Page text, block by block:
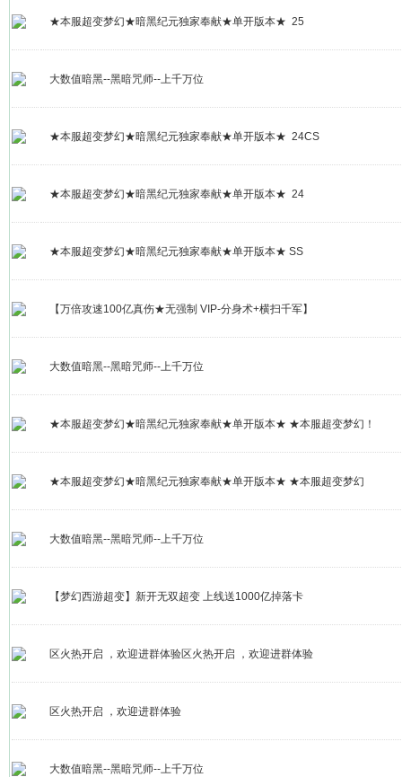
★本服超变梦幻★暗黑纪元独家奉献★单开版本★ 25
大数值暗黑--黑暗咒师--上千万位
★本服超变梦幻★暗黑纪元独家奉献★单开版本★ 24CS
★本服超变梦幻★暗黑纪元独家奉献★单开版本★ 24
★本服超变梦幻★暗黑纪元独家奉献★单开版本★ SS
【万倍攻速100亿真伤★无强制 VIP-分身术+横扫千军】
大数值暗黑--黑暗咒师--上千万位
★本服超变梦幻★暗黑纪元独家奉献★单开版本★ ★本服超变梦幻！
★本服超变梦幻★暗黑纪元独家奉献★单开版本★ ★本服超变梦幻
大数值暗黑--黑暗咒师--上千万位
【梦幻西游超变】新开无双超变 上线送1000亿掉落卡
区火热开启 ，欢迎进群体验区火热开启 ，欢迎进群体验
区火热开启 ，欢迎进群体验
大数值暗黑--黑暗咒师--上千万位